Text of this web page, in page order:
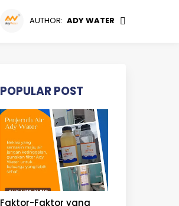
AUTHOR: ADY WATER
POPULAR POST
Faktor-Faktor yang